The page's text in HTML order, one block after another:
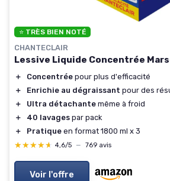
⭐ TRÈS BIEN NOTÉ
CHANTECLAIR
Lessive Liquide Concentrée
＋ Concentrée pour plus d'efficacité
＋
Enrichie au dégraissant pour des
＋
Ultra détachante même à froid
＋
40 lavages par pack
＋
Pratique en format 1800 ml x 3
★★★★★
★★★★★ 4,6/5 — 769 avis
Voir l'offre